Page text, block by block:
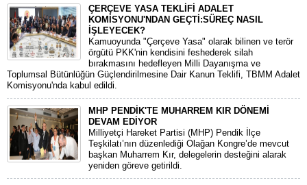
ÇERÇEVE YASA TEKLİFİ ADALET
KOMİSYONU'NDAN GEÇTİ:SÜREÇ NASIL
İŞLEYECEK?
​Kamuoyunda "Çerçeve Yasa" olarak bilinen ve terör
örgütü PKK'nin kendisini feshederek silah
bırakmasını hedefleyen Milli Dayanışma ve
Toplumsal Bütünlüğün Güçlendirilmesine Dair Kanun Teklifi, TBMM Adalet
Komisyonu'nda kabul edildi.
MHP PENDİK'TE MUHARREM KIR DÖNEMİ
DEVAM EDİYOR
​Milliyetçi Hareket Partisi (MHP) Pendik İlçe
Teşkilatı’nın düzenlediği Olağan Kongre’de mevcut
başkan Muharrem Kır, delegelerin desteğini alarak
yeniden göreve getirildi.